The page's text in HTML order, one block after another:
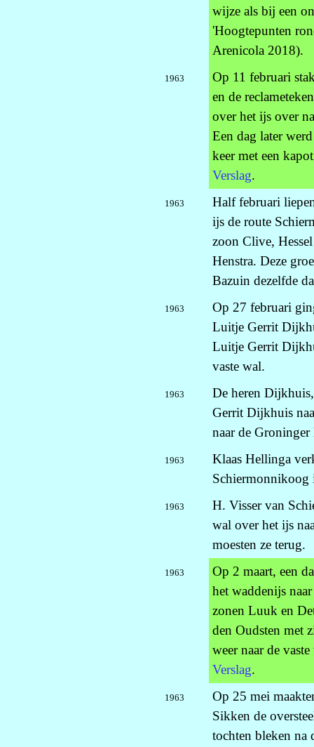
wijze als bij een
'Hoogtepunten
Arenicola 2018).
1963
Op 11 februari
en de
over het ijs over
Een dag later
keer met een
Verslag.
1963
Half februari
ijs de route
zoon Clive,
Henstra. Deze
Bazuin dezelfde
1963
Op 27 februari
Luitje Gerrit
Luitje Gerrit
vaste wal.
1963
De heren
Gerrit Dijkhuis
naar de
1963
Klaas Hellinga
Schiermonnikoog
1963
H. Visser van
wal over het ijs
moesten ze terug.
1963
Op 2 maart, een
het waddenijs
zonen Luuk en
den Oudsten met
weer naar de
Verslag.
1963
Op 25 mei
Sikken de
tochten bleken na